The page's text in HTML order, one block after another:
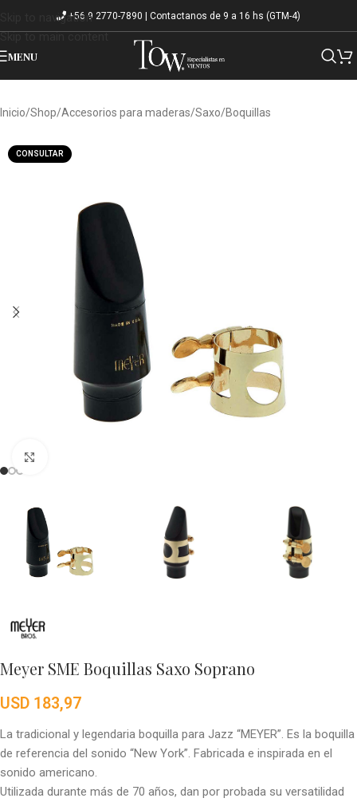
Skip to navigation
Skip to main content
+56 9 2770-7890 | Contactanos de 9 a 16 hs (GTM-4)
MENU
Inicio/Shop/Accesorios para maderas/Saxo/Boquillas
CONSULTAR
Meyer SME Boquillas Saxo Soprano
USD 183,97
La tradicional y legendaria boquilla para Jazz “MEYER”. Es la boquilla
de referencia del sonido “New York”. Fabricada e inspirada en el
sonido americano.
Utilizada durante más de 70 años, dan por probada su versatilidad